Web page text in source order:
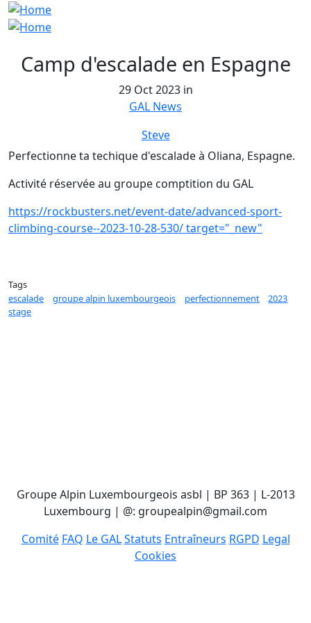
Camp d'escalade en Espagne
29 Oct 2023 in
GAL News
Steve
Perfectionne ta techique d'escalade à Oliana, Espagne.
Activité réservée au groupe comptition du GAL
https://rockbusters.net/event-date/advanced-sport-
climbing-course--2023-10-28-530/ target="_new"
Tags
escalade
groupe alpin luxembourgeois perfectionnement
2023
stage
Groupe Alpin Luxembourgeois asbl | BP 363 | L-2013
Luxembourg | @: groupealpin@gmail.com
Comité FAQ Le GAL Statuts Entraîneurs RGPD Legal
Cookies